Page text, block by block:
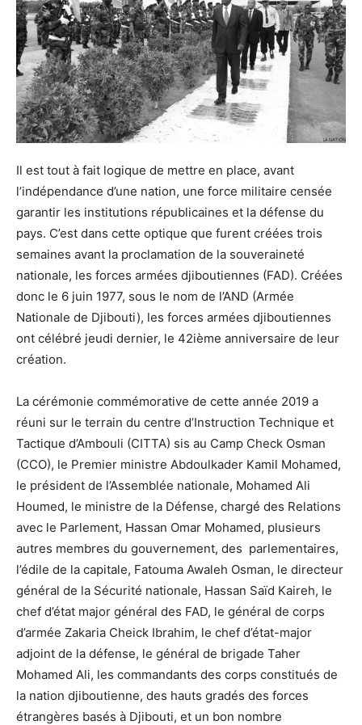
Il est tout à fait logique de mettre en place, avant
l’indépendance d’une nation, une force militaire censée
garantir les institutions républicaines et la défense du
pays. C’est dans cette optique que furent créées trois
semaines avant la proclamation de la souveraineté
nationale, les forces armées djiboutiennes (FAD). Créées
donc le 6 juin 1977, sous le nom de l’AND (Armée
Nationale de Djibouti), les forces armées djiboutiennes
ont célébré jeudi dernier, le 42ième anniversaire de leur
création.
La cérémonie commémorative de cette année 2019 a
réuni sur le terrain du centre d’Instruction Technique et
Tactique d’Ambouli (CITTA) sis au Camp Check Osman
(CCO), le Premier ministre Abdoulkader Kamil Mohamed,
le président de l’Assemblée nationale, Mohamed Ali
Houmed, le ministre de la Défense, chargé des Relations
avec le Parlement, Hassan Omar Mohamed, plusieurs
autres membres du gouvernement, des parlementaires,
l’édile de la capitale, Fatouma Awaleh Osman, le directeur
général de la Sécurité nationale, Hassan Saïd Kaireh, le
chef d’état major général des FAD, le général de corps
d’armée Zakaria Cheick Ibrahim, le chef d’état-major
adjoint de la défense, le général de brigade Taher
Mohamed Ali, les commandants des corps constitués de
la nation djiboutienne, des hauts gradés des forces
étrangères basés à Djibouti, et un bon nombre